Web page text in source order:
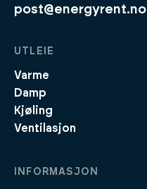
post@energyrent.no
UTLEIE
Varme
Damp
Kjøling
Ventilasjon
INFORMASJON